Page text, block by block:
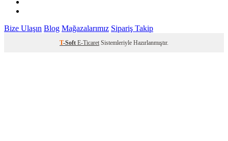
Bize Ulaşın Blog Mağazalarımız Sipariş Takip
T-Soft E-Ticaret Sistemleriyle Hazırlanmıştır.